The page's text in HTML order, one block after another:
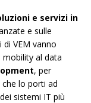
e servizi in
e sulle
VEM vanno
mobility al data
, per
lo porti ad
sistemi IT più